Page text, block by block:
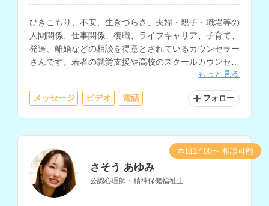
ひきこもり、不安、生きづらさ、夫婦・親子・職場等の
人間関係、仕事関係、復職、ライフキャリア、子育て、
発達、離婚などの相談を得意とされているカウンセラー
さんです。若者の就労支援や高校のスクールカウンセラ
ーなど、教育・福祉・行政の現場での勤務経験をお持ち
もっと見る
メッセージ ビデオ 電話 フォロー
さそう あゆみ
公認心理師・精神保健福祉士
本日17:00〜 相談可能